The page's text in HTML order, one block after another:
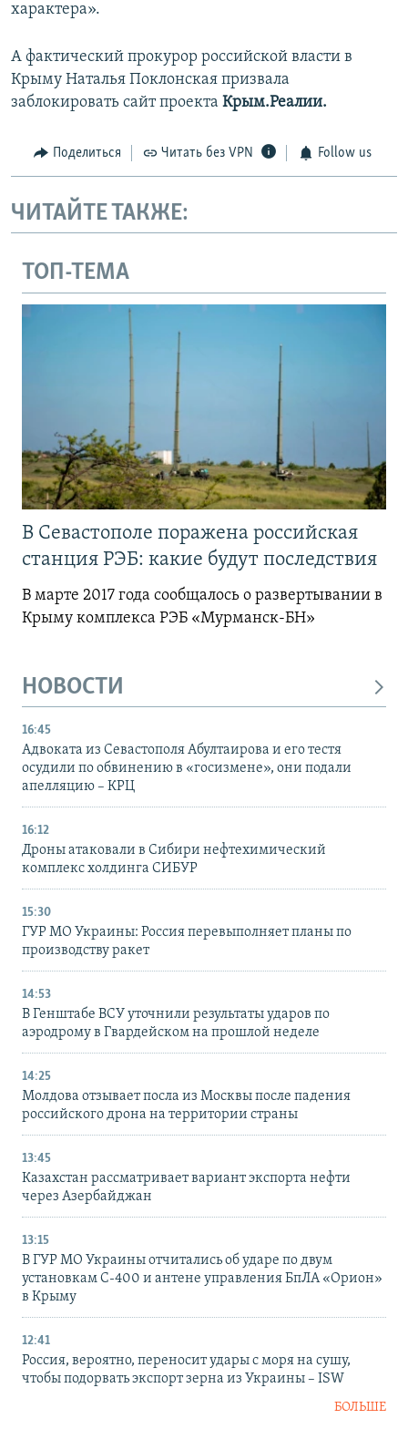
характера».
А фактический прокурор российской власти в
Крыму Наталья Поклонская призвала
заблокировать сайт проекта Крым.Реалии.
Поделиться Читать без VPN Follow us
ЧИТАЙТЕ ТАКЖЕ:
ТОП-ТЕМА
В Севастополе поражена российская
станция РЭБ: какие будут последствия
В марте 2017 года сообщалось о развертывании в
Крыму комплекса РЭБ «Мурманск-БН»
НОВОСТИ
16:45
Адвоката из Севастополя Абултаирова и его тестя
осудили по обвинению в «госизмене», они подали
апелляцию – КРЦ
16:12
Дроны атаковали в Сибири нефтехимический
комплекс холдинга СИБУР
15:30
ГУР МО Украины: Россия перевыполняет планы по
производству ракет
14:53
В Генштабе ВСУ уточнили результаты ударов по
аэродрому в Гвардейском на прошлой неделе
14:25
Молдова отзывает посла из Москвы после падения
российского дрона на территории страны
13:45
Казахстан рассматривает вариант экспорта нефти
через Азербайджан
13:15
В ГУР МО Украины отчитались об ударе по двум
установкам С-400 и антене управления БпЛА «Орион»
в Крыму
12:41
Россия, вероятно, переносит удары с моря на сушу,
чтобы подорвать экспорт зерна из Украины – ISW
БОЛЬШЕ